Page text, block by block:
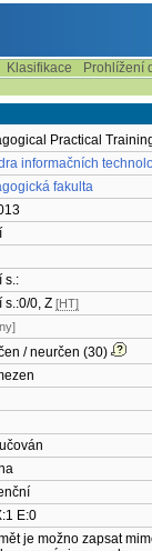
Klasifikace
Prohlížení
Practical
informačních
fakulta
s.:
s.:0/0, Z [HT]
/ neurčen (30)
E:0
je možno zapsat